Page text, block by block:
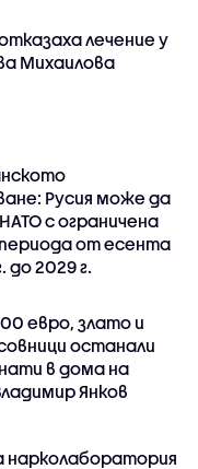
лечение у
Михаилова
Русия може да
с ограничена
от есента
до 2029 г.
евро, злато и
останали
в дома на
Янков
нарколаборатория